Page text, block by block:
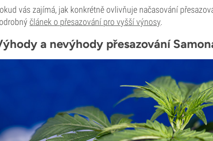
vás zajímá, jak konkrétně ovlivňuje načasování
článek o přesazování pro vyšší výnosy.
a nevýhody přesazování